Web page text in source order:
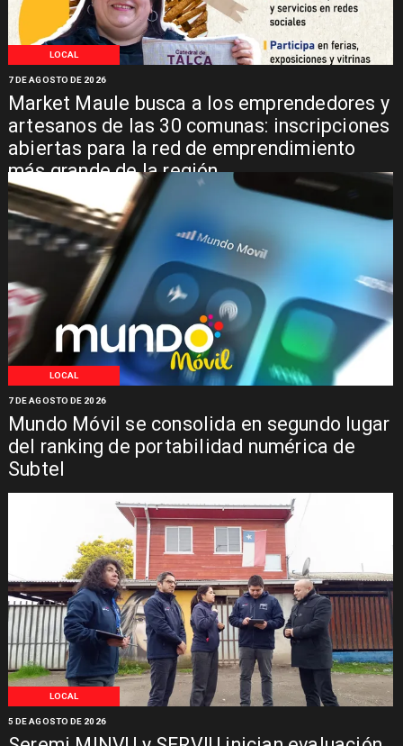
LOCAL
Market Maule busca a los emprendedores y
artesanos de las 30 comunas: inscripciones
abiertas para la red de emprendimiento
más grande de la región
7 DE AGOSTO DE 2026
LOCAL
Mundo Móvil se consolida en segundo lugar
del ranking de portabilidad numérica de
Subtel
7 DE AGOSTO DE 2026
LOCAL
5 DE AGOSTO DE 2026